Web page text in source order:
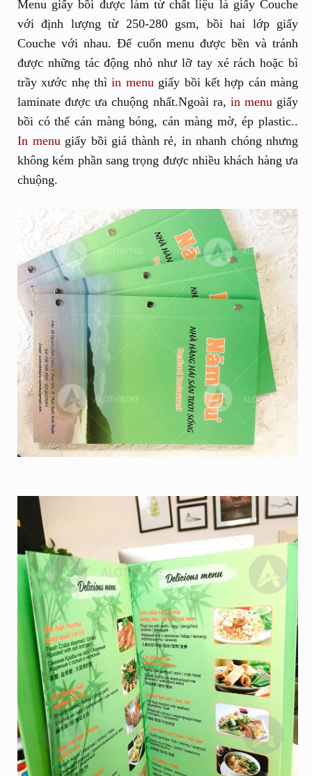
Menu giấy bồi được làm từ chất liệu là giấy Couche
với định lượng từ 250-280 gsm, bồi hai lớp giấy
Couche với nhau. Để cuốn menu được bền và tránh
được những tác động nhỏ như lỡ tay xé rách hoặc bì
trầy xước nhẹ thìin menu giấy bồi kết hợp cán màng
laminate được ưa chuộng nhất.Ngoài ra, in menu giấy
bồi có thể cán màng bóng, cán màng mờ, ép plastic..
In menu giấy bồi giá thành rẻ, in nhanh chóng nhưng
không kém phần sang trọng được nhiều khách hàng ưa
chuộng.